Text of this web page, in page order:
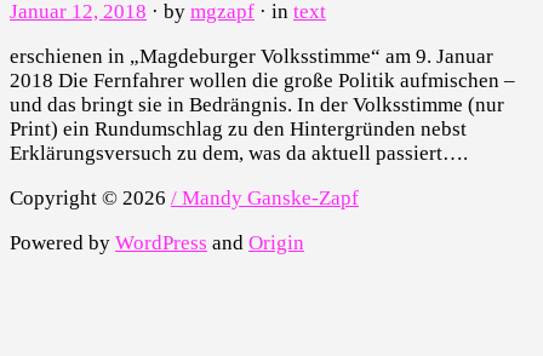
Januar 12, 2018 · by mgzapf · in text
erschienen in „Magdeburger Volksstimme“ am 9. Januar
2018 Die Fernfahrer wollen die große Politik aufmischen –
und das bringt sie in Bedrängnis. In der Volksstimme (nur
Print) ein Rundumschlag zu den Hintergründen nebst
Erklärungsversuch zu dem, was da aktuell passiert….
Copyright © 2026 / Mandy Ganske-Zapf
Powered by WordPress and Origin